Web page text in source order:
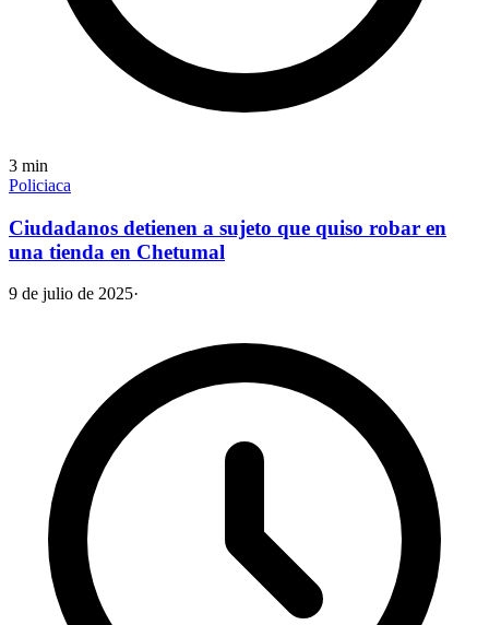
3 min
Policiaca
Ciudadanos detienen a sujeto que quiso robar en
una tienda en Chetumal
9 de julio de 2025·